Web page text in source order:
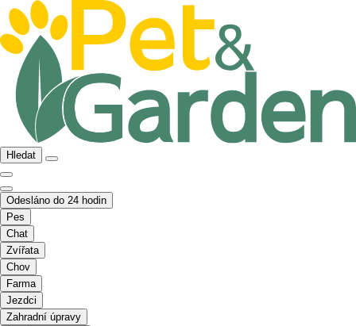
Hledat
Odesláno do 24 hodin
Pes
Chat
Zvířata
Chov
Farma
Jezdci
Zahradní úpravy